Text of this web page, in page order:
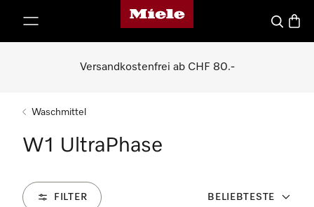
Miele-Homepage
Suche
Versandkostenfrei ab CHF 80.-
Waschmittel
W1 UltraPhase
FILTER BELIEBTESTE